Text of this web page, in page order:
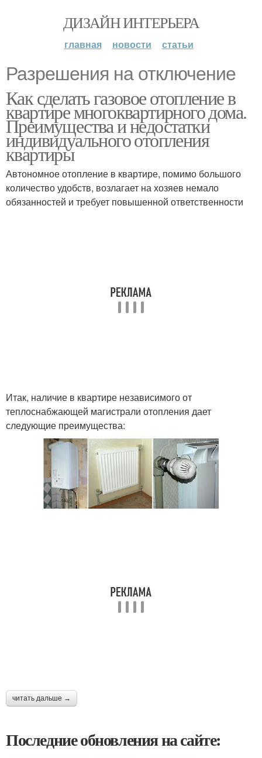
ДИЗАЙН ИНТЕРЬЕРА
главная новости статьи
Разрешения на отключение
Как сделать газовое отопление в
квартире многоквартирного дома.
Преимущества и недостатки
индивидуального отопления
квартиры
Автономное отопление в квартире, помимо большого
количество удобств, возлагает на хозяев немало
обязанностей и требует повышенной ответственности
Итак, наличие в квартире независимого от
теплоснабжающей магистрали отопления дает
следующие преимущества:
читать дальше →
Последние обновления на сайте: